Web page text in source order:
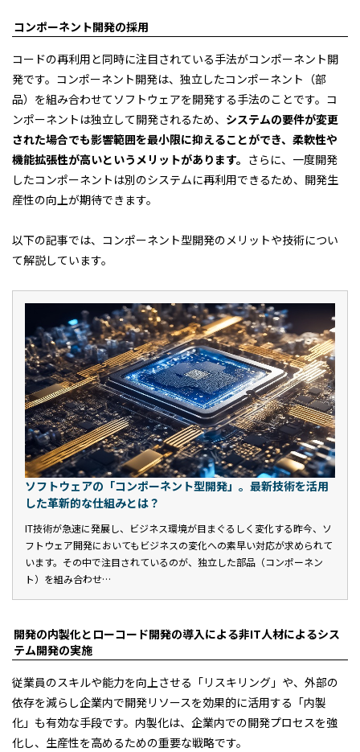
コンポーネント開発の採用
コードの再利用と同時に注目されている手法がコンポーネント開
発です。コンポーネント開発は、独立したコンポーネント（部
品）を組み合わせてソフトウェアを開発する手法のことです。コ
ンポーネントは独立して開発されるため、 システムの要件が変更
された場合でも影響範囲を最小限に抑えることができ、柔軟性や
機能拡張性が高いというメリットがあります。 さらに、一度開発
したコンポーネントは別のシステムに再利用できるため、開発生
産性の向上が期待できます。
以下の記事では、コンポーネント型開発のメリットや技術につい
て解説しています。
ソフトウェアの「コンポーネント型開発」。最新技術を活用
した革新的な仕組みとは？
IT技術が急速に発展し、ビジネス環境が目まぐるしく変化する昨今、ソ
フトウェア開発においてもビジネスの変化への素早い対応が求められて
います。その中で注目されているのが、独立した部品（コンポーネン
ト）を組み合わせ…
開発の内製化とローコード開発の導入による非IT人材によるシス
テム開発の実施
従業員のスキルや能力を向上させる「リスキリング」や、外部の
依存を減らし企業内で開発リソースを効果的に活用する「内製
化」も有効な手段です。内製化は、企業内での開発プロセスを強
化し、生産性を高めるための重要な戦略です。